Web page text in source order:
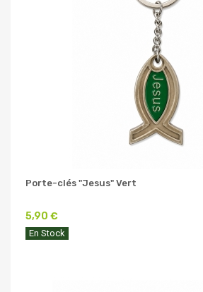
Porte-clés "Jesus" Vert
5,90 €
En Stock